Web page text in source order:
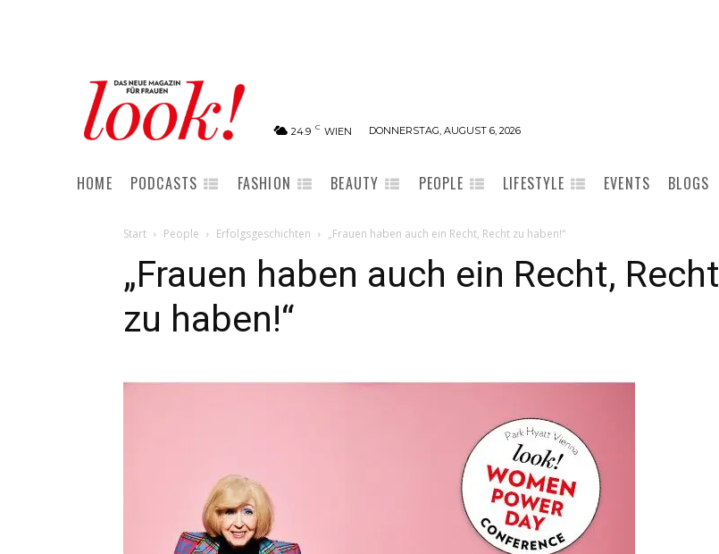
24.9 C WIEN DONNERSTAG, AUGUST 6, 2026
HOME PODCASTS FASHION BEAUTY PEOPLE LIFESTYLE EVENTS BLOGS
Start People Erfolgsgeschichten „Frauen haben auch ein Recht, Recht zu haben!“
„Frauen haben auch ein Recht, Recht
zu haben!“